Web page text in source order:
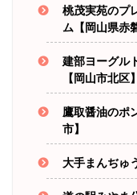
桃茂実苑のプ
ム【岡山県赤
建部ヨーグル
【岡山市北区】
鷹取醤油のポ
市】
大手まんぢゅ